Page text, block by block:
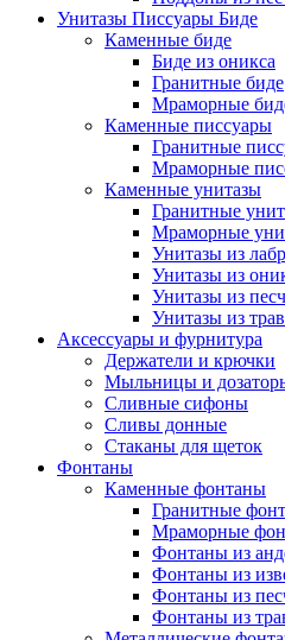
Унитазы Писсуары Биде
Каменные биде
Биде из оникса
Гранитные биде
Мраморные
Каменные писсуары
Гранитные
Мраморные
Каменные унитазы
Гранитные
Мраморные
Унитазы из
Унитазы из
Унитазы из
Унитазы из
Аксессуары и фурнитура
Держатели и крючки
Мыльницы и
Сливные сифоны
Сливы донные
Стаканы для щеток
Фонтаны
Каменные фонтаны
Гранитные
Мраморные
Фонтаны из
Фонтаны из
Фонтаны из
Фонтаны из